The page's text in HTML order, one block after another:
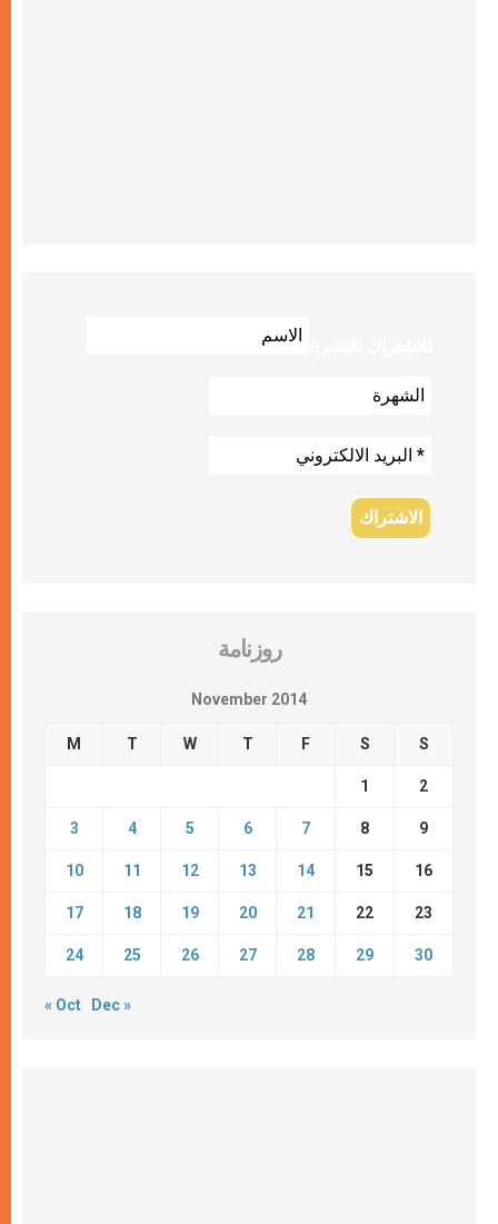
روزنامة
November 2014
M T W T F S S
1 2
3 4 5 6 7 8 9
10 11 12 13 14 15 16
17 18 19 20 21 22 23
24 25 26 27 28 29 30
« Oct Dec »